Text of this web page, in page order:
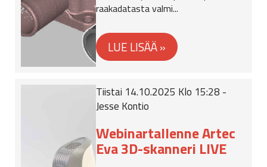
raakadatasta valmi...
Tiistai 14.10.2025 Klo 15:28 -
Jesse Kontio
Webinartallenne Artec
Eva 3D-skanneri LIVE